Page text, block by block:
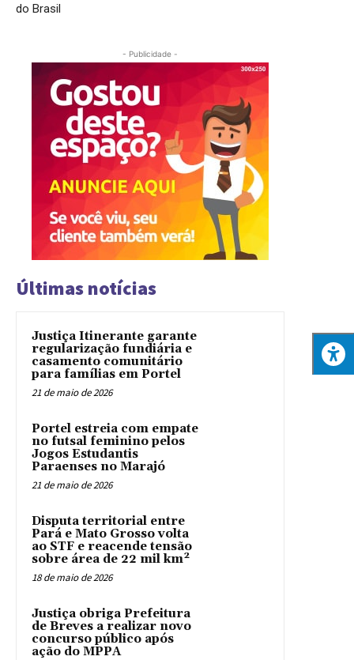
do Brasil
- Publicidade -
Últimas notícias
Justiça Itinerante garante
regularização fundiária e
casamento comunitário
para famílias em Portel
21 de maio de 2026
Portel estreia com empate
no futsal feminino pelos
Jogos Estudantis
Paraenses no Marajó
21 de maio de 2026
Disputa territorial entre
Pará e Mato Grosso volta
ao STF e reacende tensão
sobre área de 22 mil km²
18 de maio de 2026
Justiça obriga Prefeitura
de Breves a realizar novo
concurso público após
ação do MPPA